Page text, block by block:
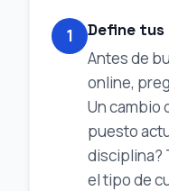
1 Define
Antes de
online,
Un cambio
puesto
disciplina?
el tipo de